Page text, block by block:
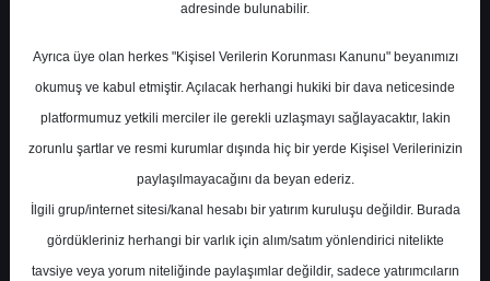
0 1
adresinde bulunabilir.
Ayrıca üye olan herkes "Kişisel Verilerin Korunması Kanunu" beyanımızı
okumuş ve kabul etmiştir. Açılacak herhangi hukiki bir dava neticesinde
platformumuz yetkili merciler ile gerekli uzlaşmayı sağlayacaktır, lakin
zorunlu şartlar ve resmi kurumlar dışında hiç bir yerde Kişisel Verilerinizin
paylaşılmayacağını da beyan ederiz.
İlgili grup/internet sitesi/kanal hesabı bir yatırım kuruluşu değildir. Burada
gördükleriniz herhangi bir varlık için alım/satım yönlendirici nitelikte
tavsiye veya yorum niteliğinde paylaşımlar değildir, sadece yatırımcıların